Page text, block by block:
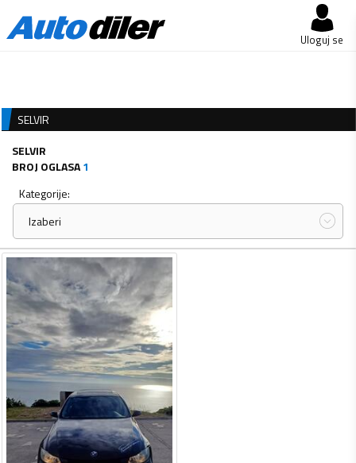
Uloguj se
SELVIR
SELVIR
BROJ OGLASA1
Kategorije:
Izaberi